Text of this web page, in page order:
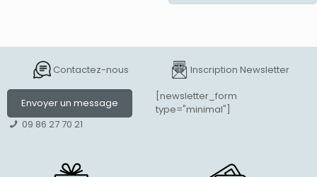
Contactez-nous
Envoyer un message
09 86 27 70 21
Inscription Newsletter
[newsletter_form
type="minimal"]